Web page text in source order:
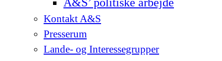
Kontakt A&S
Presserum
Lande- og Interessegrupper